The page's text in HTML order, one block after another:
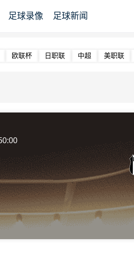
足球录像 足球新闻
欧联杯 日职联 中超 美职联